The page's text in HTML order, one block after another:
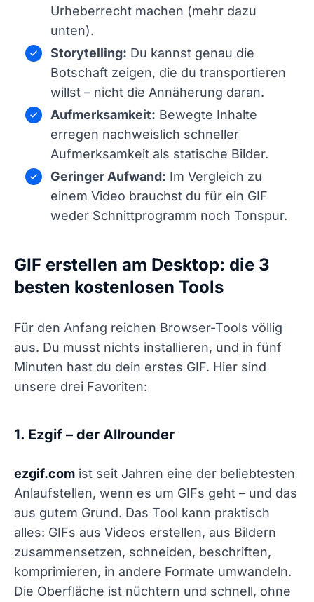
Urheberrecht machen (mehr dazu
unten).
Storytelling: Du kannst genau die
Botschaft zeigen, die du transportieren
willst – nicht die Annäherung daran.
Aufmerksamkeit: Bewegte Inhalte
erregen nachweislich schneller
Aufmerksamkeit als statische Bilder.
Geringer Aufwand: Im Vergleich zu
einem Video brauchst du für ein GIF
weder Schnittprogramm noch Tonspur.
GIF erstellen am Desktop: die 3
besten kostenlosen Tools
Für den Anfang reichen Browser-Tools völlig
aus. Du musst nichts installieren, und in fünf
Minuten hast du dein erstes GIF. Hier sind
unsere drei Favoriten:
1. Ezgif – der Allrounder
ezgif.com ist seit Jahren eine der beliebtesten
Anlaufstellen, wenn es um GIFs geht – und das
aus gutem Grund. Das Tool kann praktisch
alles: GIFs aus Videos erstellen, aus Bildern
zusammensetzen, schneiden, beschriften,
komprimieren, in andere Formate umwandeln.
Die Oberfläche ist nüchtern und schnell, ohne